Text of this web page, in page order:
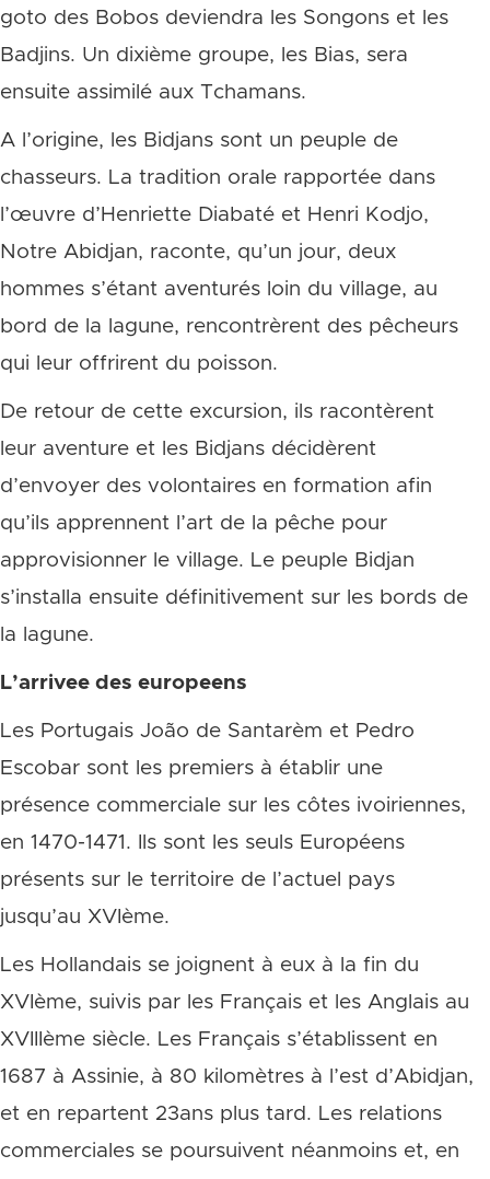
goto des Bobos deviendra les Songons et les
Badjins. Un dixième groupe, les Bias, sera
ensuite assimilé aux Tchamans.
A l’origine, les Bidjans sont un peuple de
chasseurs. La tradition orale rapportée dans
l’œuvre d’Henriette Diabaté et Henri Kodjo,
Notre Abidjan, raconte, qu’un jour, deux
hommes s’étant aventurés loin du village, au
bord de la lagune, rencontrèrent des pêcheurs
qui leur offrirent du poisson.
De retour de cette excursion, ils racontèrent
leur aventure et les Bidjans décidèrent
d’envoyer des volontaires en formation afin
qu’ils apprennent l’art de la pêche pour
approvisionner le village. Le peuple Bidjan
s’installa ensuite définitivement sur les bords de
la lagune.
L’arrivee des europeens
Les Portugais João de Santarèm et Pedro
Escobar sont les premiers à établir une
présence commerciale sur les côtes ivoiriennes,
en 1470-1471. Ils sont les seuls Européens
présents sur le territoire de l’actuel pays
jusqu’au XVIème.
Les Hollandais se joignent à eux à la fin du
XVIème, suivis par les Français et les Anglais au
XVIIIème siècle. Les Français s’établissent en
1687 à Assinie, à 80 kilomètres à l’est d’Abidjan,
et en repartent 23ans plus tard. Les relations
commerciales se poursuivent néanmoins et, en